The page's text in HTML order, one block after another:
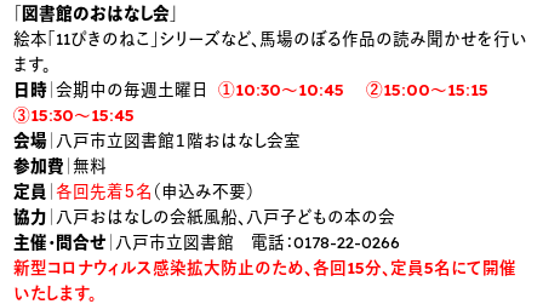
「図書館のおはなし会」
絵本「11ぴきのねこ」シリーズなど、馬場のぼる作品の読み聞かせを行い
ます。
日時 ｜会期中の毎週土曜日
①10:30～10:45 ②15:00～15:15
③15:30～15:45
会場 ｜八戸市立図書館１階おはなし会室
参加費 ｜無料
定員 ｜各回先着５名 （申込み不要）
協力 ｜八戸おはなしの会紙風船、八戸子どもの本の会
主催・問合せ ｜八戸市立図書館 電話：0178-22-0266
新型コロナウィルス感染拡大防止のため、各回15分、定員5名にて開催
いたします。